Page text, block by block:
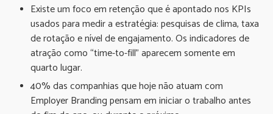
Existe um foco em retenção que é apontado nos KPIs
usados para medir a estratégia: pesquisas de clima, taxa
de rotação e nível de engajamento. Os indicadores de
atração como “time-to-fill” aparecem somente em
quarto lugar.
40% das companhias que hoje não atuam com
Employer Branding pensam em iniciar o trabalho antes